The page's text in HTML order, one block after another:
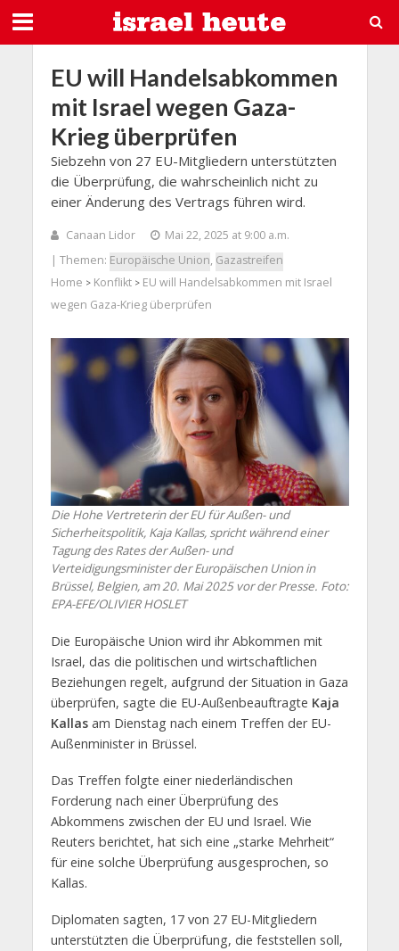
EU will Handelsabkommen
mit Israel wegen Gaza-
Krieg überprüfen
Siebzehn von 27 EU-Mitgliedern unterstützten
die Überprüfung, die wahrscheinlich nicht zu
einer Änderung des Vertrags führen wird.
Canaan Lidor
Mai 22, 2025 at 9:00 a.m.
| Themen: Europäische Union, Gazastreifen
Home > Konflikt> EU will Handelsabkommen mit Israel
wegen Gaza-Krieg überprüfen
Die Hohe Vertreterin der EU für Außen- und
Sicherheitspolitik, Kaja Kallas, spricht während einer
Tagung des Rates der Außen- und
Verteidigungsminister der Europäischen Union in
Brüssel, Belgien, am 20. Mai 2025 vor der Presse. Foto:
EPA-EFE/OLIVIER HOSLET
Die Europäische Union wird ihr Abkommen mit
Israel, das die politischen und wirtschaftlichen
Beziehungen regelt, aufgrund der Situation in Gaza
überprüfen, sagte die EU-Außenbeauftragte Kaja
Kallasam Dienstag nach einem Treffen der EU-
Außenminister in Brüssel.
Das Treffen folgte einer niederländischen
Forderung nach einer Überprüfung des
Abkommens zwischen der EU und Israel. Wie
Reuters berichtet, hat sich eine „starke Mehrheit“
für eine solche Überprüfung ausgesprochen, so
Kallas.
Diplomaten sagten, 17 von 27 EU-Mitgliedern
unterstützten die Überprüfung, die feststellen soll,